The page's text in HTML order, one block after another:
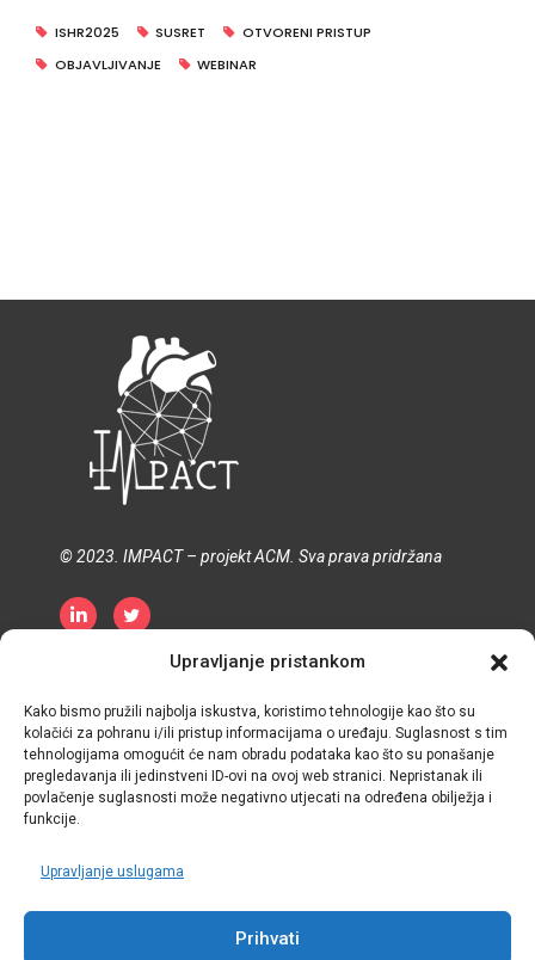
Upravljanje pristankom
Kako bismo pružili najbolja iskustva, koristimo tehnologije kao što su
kolačići za pohranu i/ili pristup informacijama o uređaju. Suglasnost s tim
tehnologijama omogućit će nam obradu podataka kao što su ponašanje
pregledavanja ili jedinstveni ID-ovi na ovoj web stranici. Nepristanak ili
povlačenje suglasnosti može negativno utjecati na određena obilježja i
funkcije.
Upravljanje uslugama
Prihvati
ISHR2025 SUSRET
OTVORENI PRISTUP
OBJAVLJIVANJE
WEBINAR
© 2023. IMPACT – projekt ACM. Sva prava pridržana
Pravila o zaštiti privatnosti
Pravila o kolačićima